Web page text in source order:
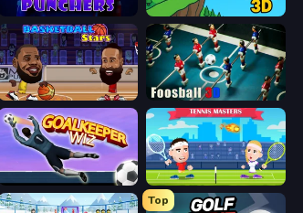
Punchers Crazy Flips 3D
Basketball Stars Foosball 3D
Goalkeeper Wiz Tennis Masters
Top